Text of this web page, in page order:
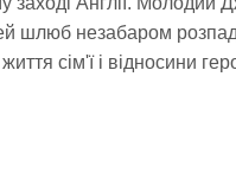
незабаром
сім'ї і відносини